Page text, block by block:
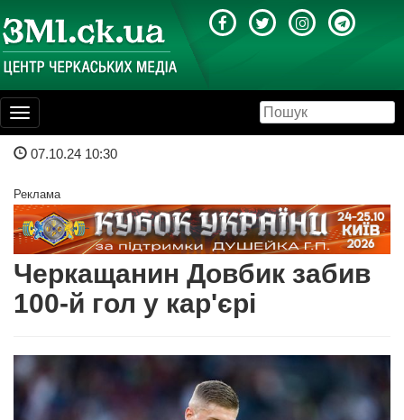
Toggle
navigation
07.10.24 10:30
Реклама
Черкащанин Довбик забив
100-й гол у кар'єрі